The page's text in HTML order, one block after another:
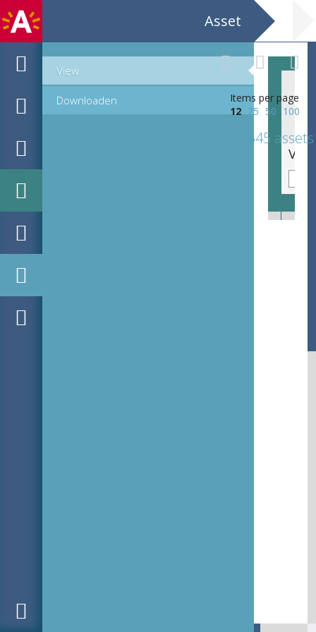
Asset
View
Downloaden
Items per page
12
25 50 100
645 assets